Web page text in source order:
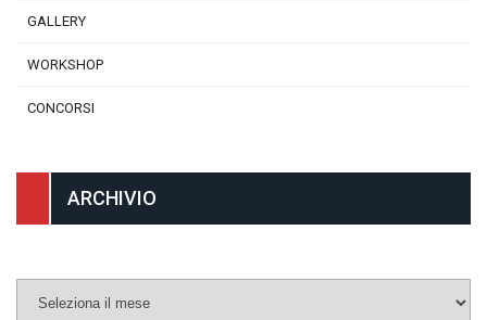
GALLERY
WORKSHOP
CONCORSI
ARCHIVIO